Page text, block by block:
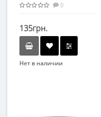
0
135грн.
Нет в наличии